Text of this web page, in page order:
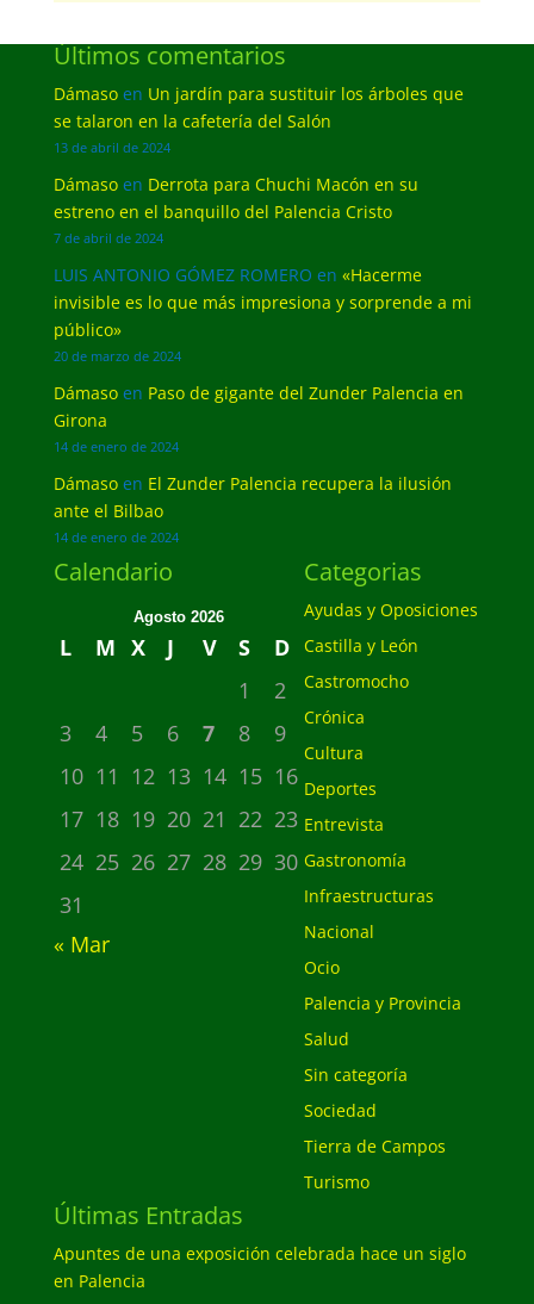
Últimos comentarios
Dámasoen Un jardín para sustituir los árboles que
se talaron en la cafetería del Salón
13 de abril de 2024
Dámasoen Derrota para Chuchi Macón en su
estreno en el banquillo del Palencia Cristo
7 de abril de 2024
LUIS ANTONIO GÓMEZ ROMERO en «Hacerme
invisible es lo que más impresiona y sorprende a mi
público»
20 de marzo de 2024
Dámasoen Paso de gigante del Zunder Palencia en
Girona
14 de enero de 2024
Dámasoen El Zunder Palencia recupera la ilusión
ante el Bilbao
14 de enero de 2024
Calendario
Agosto 2026
L M X J V S
D
1
2
3
4 5 6 7 8
9
10 11 12 13 14 15 16
17 18 19 20 21 22 23
24 25 26 27 28 29 30
31
« Mar
Categorias
Ayudas y Oposiciones
Castilla y León
Castromocho
Crónica
Cultura
Deportes
Entrevista
Gastronomía
Infraestructuras
Nacional
Ocio
Palencia y Provincia
Salud
Sin categoría
Sociedad
Tierra de Campos
Turismo
Últimas Entradas
Apuntes de una exposición celebrada hace un siglo
en Palencia